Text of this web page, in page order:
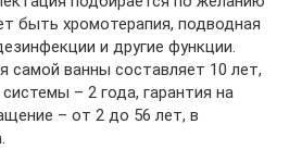
быть хромотерапия, подводная
и другие функции.
самой ванны составляет 10 лет,
– 2 года, гарантия на
– от 2 до 56 лет, в